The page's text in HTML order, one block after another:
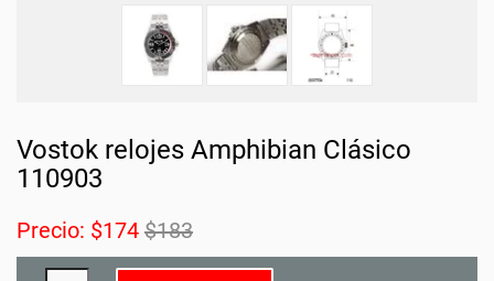
Vostok relojes Amphibian Clásico
110903
Precio: $174 $183